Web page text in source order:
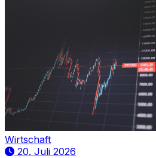
Wirtschaft
20. Juli 2026